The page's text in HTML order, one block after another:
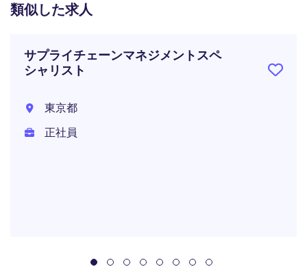
類似した求人
サプライチェーンマネジメントスペ
シャリスト
東京都
正社員